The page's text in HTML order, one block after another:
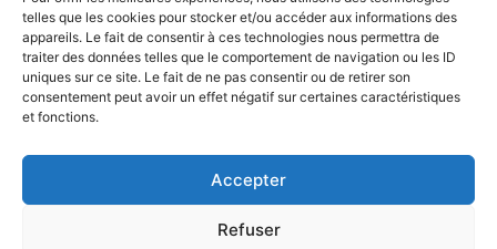
telles que les cookies pour stocker et/ou accéder aux informations des
appareils. Le fait de consentir à ces technologies nous permettra de
traiter des données telles que le comportement de navigation ou les ID
uniques sur ce site. Le fait de ne pas consentir ou de retirer son
consentement peut avoir un effet négatif sur certaines caractéristiques
et fonctions.
Accepter
Refuser
Contact
Soutenez Contrepoints